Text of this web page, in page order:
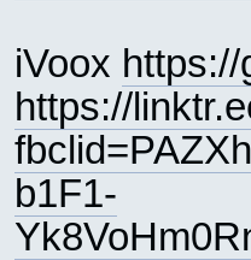
iVoox
https://
b1F1-